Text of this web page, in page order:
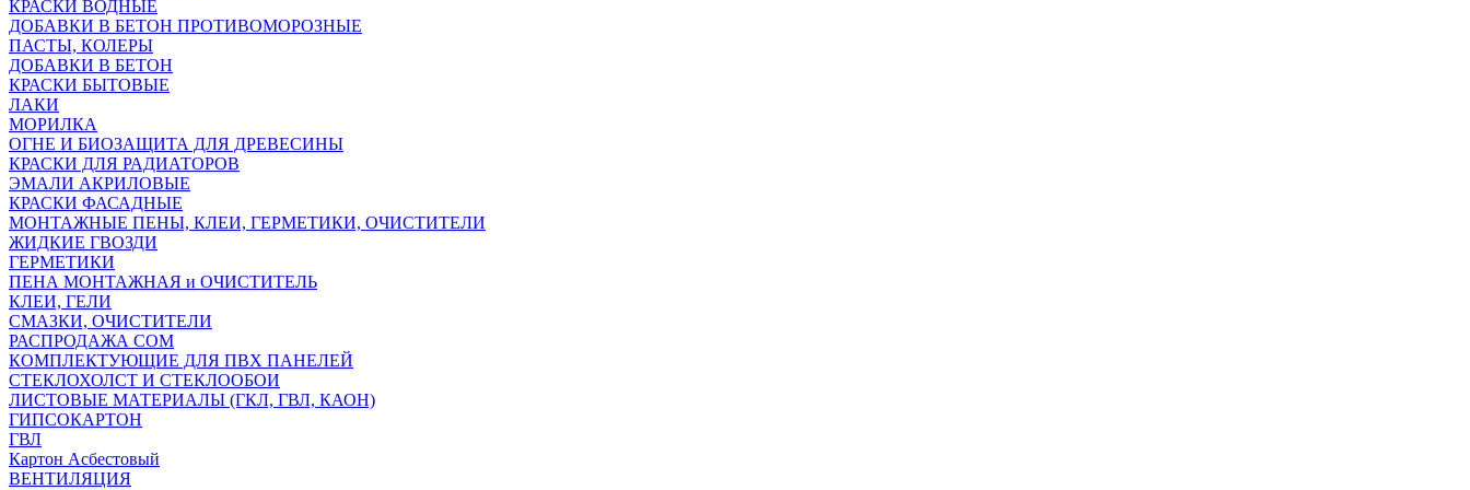
КРАСКИ ВОДНЫЕ
ДОБАВКИ В БЕТОН ПРОТИВОМОРОЗНЫЕ
ПАСТЫ, КОЛЕРЫ
ДОБАВКИ В БЕТОН
КРАСКИ БЫТОВЫЕ
ЛАКИ
МОРИЛКА
ОГНЕ И БИОЗАЩИТА ДЛЯ ДРЕВЕСИНЫ
КРАСКИ ДЛЯ РАДИАТОРОВ
ЭМАЛИ АКРИЛОВЫЕ
КРАСКИ ФАСАДНЫЕ
МОНТАЖНЫЕ ПЕНЫ, КЛЕИ, ГЕРМЕТИКИ, ОЧИСТИТЕЛИ
ЖИДКИЕ ГВОЗДИ
ГЕРМЕТИКИ
ПЕНА МОНТАЖНАЯ и ОЧИСТИТЕЛЬ
КЛЕИ, ГЕЛИ
СМАЗКИ, ОЧИСТИТЕЛИ
РАСПРОДАЖА СОМ
КОМПЛЕКТУЮЩИЕ ДЛЯ ПВХ ПАНЕЛЕЙ
СТЕКЛОХОЛСТ И СТЕКЛООБОИ
ЛИСТОВЫЕ МАТЕРИАЛЫ (ГКЛ, ГВЛ, КАОН)
ГИПСОКАРТОН
ГВЛ
Картон Асбестовый
ВЕНТИЛЯЦИЯ